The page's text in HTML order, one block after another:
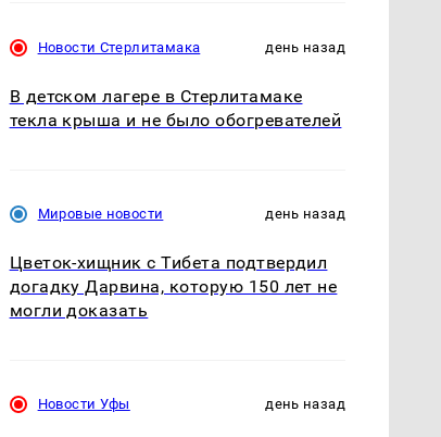
Таких событий не
было с 1945: чего
ждать всем нам?
В магазинах России
ажиотаж из-за этого
Новости Стерлитамака день назад
В детском лагере в Стерлитамаке
текла крыша и не было обогревателей
Мировые новости день назад
Цветок-хищник с Тибета подтвердил
догадку Дарвина, которую 150 лет не
могли доказать
Новости Уфы день назад